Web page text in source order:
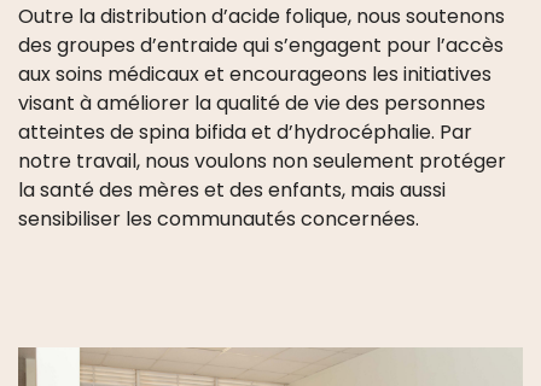
Outre la distribution d’acide folique, nous soutenons
des groupes d’entraide qui s’engagent pour l’accès
aux soins médicaux et encourageons les initiatives
visant à améliorer la qualité de vie des personnes
atteintes de spina bifida et d’hydrocéphalie. Par
notre travail, nous voulons non seulement protéger
la santé des mères et des enfants, mais aussi
sensibiliser les communautés concernées.